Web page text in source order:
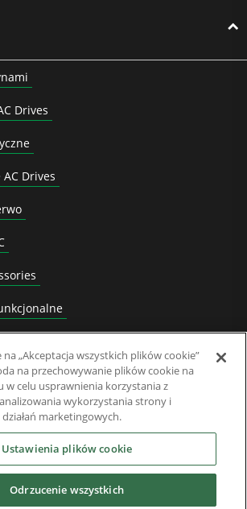
Drives
Drives
na „Akceptacja wszystkich plików cookie”
na przechowywanie plików cookie na
w celu usprawnienia korzystania z
wykorzystania strony i
marketingowych.
Ustawienia plików cookie
Odrzucenie wszystkich